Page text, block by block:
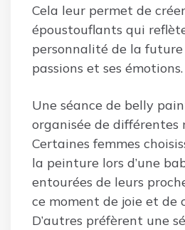
Cela leur permet de
époustouflants qui
personnalité de la future
passions et ses émotions.
Une séance de belly
organisée de différentes
Certaines femmes
la peinture lors d’une
entourées de leurs
ce moment de joie et de
D’autres préfèrent une